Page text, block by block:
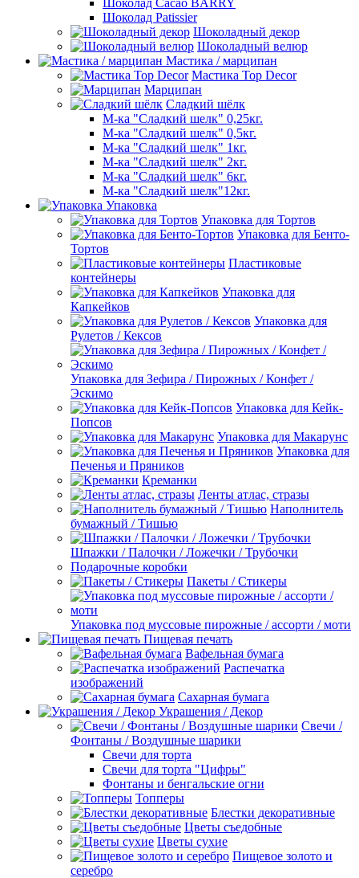
Шоколад Cacao BARRY
Шоколад Patissier
Шоколадный декор
Шоколадный велюр
Мастика / марципан
Мастика Top Decor
Марципан
Сладкий шёлк
М-ка "Сладкий шелк" 0,25кг.
М-ка "Сладкий шелк" 0,5кг.
М-ка "Сладкий шелк" 1кг.
М-ка "Сладкий шелк" 2кг.
М-ка "Сладкий шелк" 6кг.
М-ка "Сладкий шелк"12кг.
Упаковка
Упаковка для Тортов
Упаковка для Бенто-
Тортов
Пластиковые
контейнеры
Упаковка для
Капкейков
Упаковка для
Рулетов / Кексов
Упаковка для Зефира / Пирожных / Конфет /
Эскимо
Упаковка для Кейк-
Попсов
Упаковка для Макарунс
Упаковка для
Печенья и Пряников
Креманки
Ленты атлас, стразы
Наполнитель
бумажный / Тишью
Шпажки / Палочки / Ложечки / Трубочки
Подарочные коробки
Пакеты / Стикеры
Упаковка под муссовые пирожные / ассорти / моти
Пищевая печать
Вафельная бумага
Распечатка
изображений
Сахарная бумага
Украшения / Декор
Свечи /
Фонтаны / Воздушные шарики
Свечи для торта
Свечи для торта "Цифры"
Фонтаны и бенгальские огни
Топперы
Блестки декоративные
Цветы съедобные
Цветы сухие
Пищевое золото и
серебро